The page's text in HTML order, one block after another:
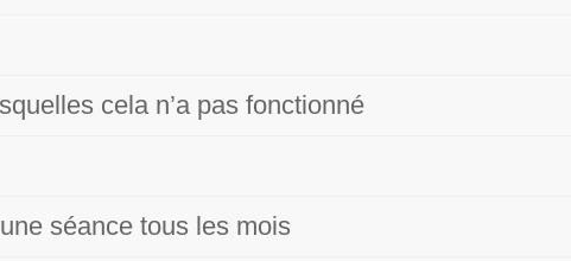
cela n’a pas fonctionné
séance tous les mois